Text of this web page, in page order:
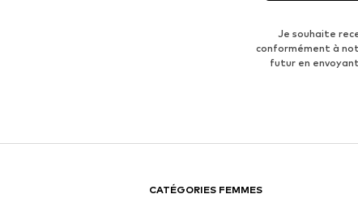
Je souhaite
conformément à
futur en
CATÉGORIES FEMMES